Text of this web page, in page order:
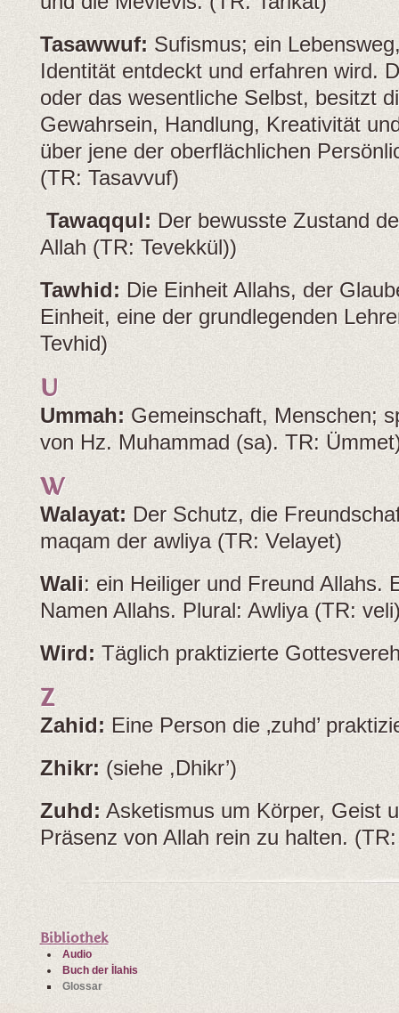
Tasawwuf: Sufismus; ein
Identität entdeckt und erfahren wird.
oder das wesentliche Selbst, besitzt
Gewahrsein, Handlung, Kreativität
über jene der oberflächlichen
(TR: Tasavvuf)
Tawaqqul: Der bewusste Zustand
Allah (TR: Tevekkül))
Tawhid: Die Einheit Allahs, der
Einheit, eine der grundlegenden
Tevhid)
U
Ummah: Gemeinschaft, Menschen;
von Hz. Muhammad (sa). TR:
W
Walayat: Der Schutz, die
maqam der awliya (TR: Velayet)
Wali: ein Heiliger und Freund Allahs.
Namen Allahs. Plural: Awliya (TR:
Wird: Täglich praktizierte
Z
Zahid: Eine Person die ‚zuhd’
Zhikr: (siehe ,Dhikr’)
Zuhd: Asketismus um Körper, Geist
Präsenz von Allah rein zu halten.
Bibliothek
Audio
Buch der İlahis
Glossar